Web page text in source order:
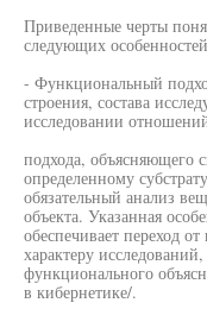
Приведенные черты
следующих
- Функциональный
строения, состава
исследовании
подхода, объясняющего
определенному
обязательный анализ
объекта. Указанная
обеспечивает переход
характеру
функционального
в кибернетике/.